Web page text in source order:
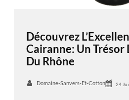
Découvrez
Cairanne: Un Trésor
Du Rhône
Domaine-Sanvers-Et-Cotton 24